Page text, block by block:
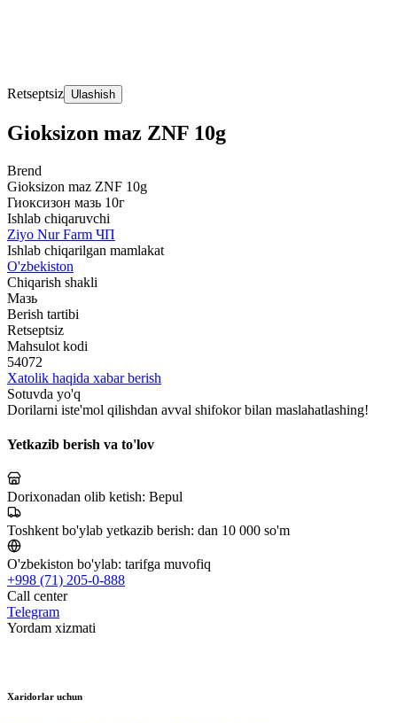
Retseptsiz Ulashish
Gioksizon maz ZNF 10g
Brend
Gioksizon maz ZNF 10g
Гиоксизон мазь 10г
Ishlab chiqaruvchi
Ziyo Nur Farm ЧП
Ishlab chiqarilgan mamlakat
O'zbekiston
Chiqarish shakli
Мазь
Berish tartibi
Retseptsiz
Mahsulot kodi
54072
Xatolik haqida xabar berish
Sotuvda yo'q
Dorilarni iste'mol qilishdan avval shifokor bilan maslahatlashing!
Yetkazib berish va to'lov
Dorixonadan olib ketish: Bepul
Toshkent bo'ylab yetkazib berish: dan 10 000 so'm
O'zbekiston bo'ylab: tarifga muvofiq
+998 (71) 205-0-888
Call center
Telegram
Yordam xizmati
Xaridorlar uchun